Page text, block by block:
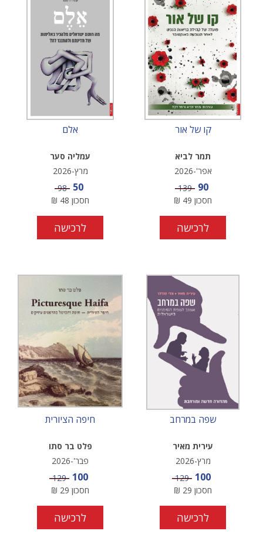
קו של אור
תמר לביא
אפר'-2026
מחיר מבצע
90 מחיר
139
חסכון 49
₪
לרכישה
אלם
עמליה סער
מרץ-2026
מחיר מבצע
50 מחיר
98
חסכון 48
₪
לרכישה
שפה במרחב
עירית מאיר
מרץ-2026
מחיר מבצע
100 מחיר
129
חסכון 29
₪
לרכישה
חיפה הציורית
פלט בר סתו
פבר'-2026
מחיר מבצע
100 מחיר
129
חסכון 29
₪
לרכישה